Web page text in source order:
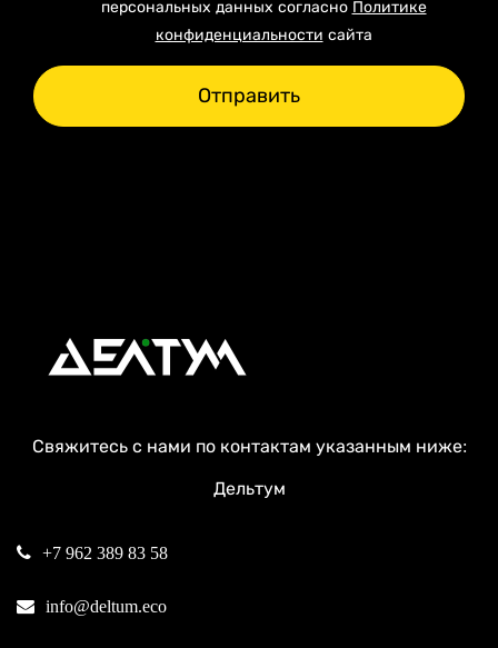
персональных данных согласно Политике
конфиденциальности сайта
Отправить
Свяжитесь с нами по контактам указанным ниже:
Дельтум
+7 962 389 83 58
info@deltum.eco